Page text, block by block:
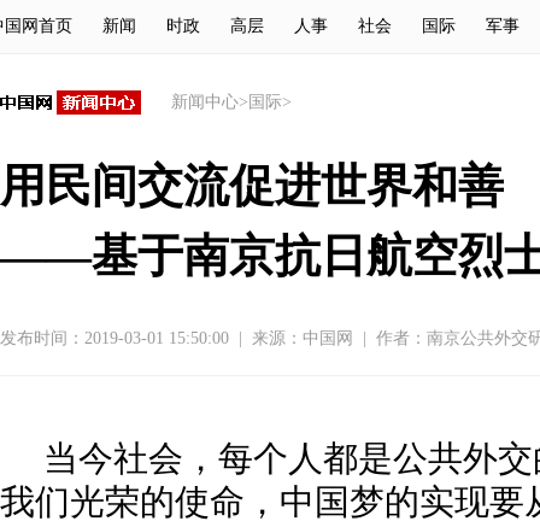
国网首页 新闻 时政 高层 人事 社会 国际 军事
新闻中心> 国际>
用民间交流促进世界和善
——基于南京抗日航空烈
发布时间：2019-03-01 15:50:00 来源： 中国网 作者：南京公共外交
当今社会，每个人都是公共外
我们光荣的使命，中国梦的实现要